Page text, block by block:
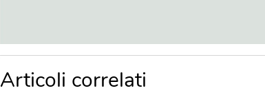
Articoli correlati